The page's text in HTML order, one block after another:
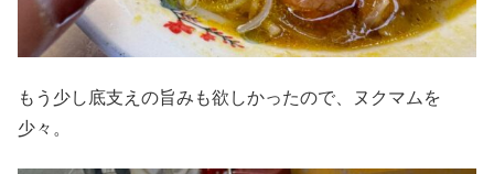
もう少し底支えの旨みも欲しかったので、ヌクマムを
少々。